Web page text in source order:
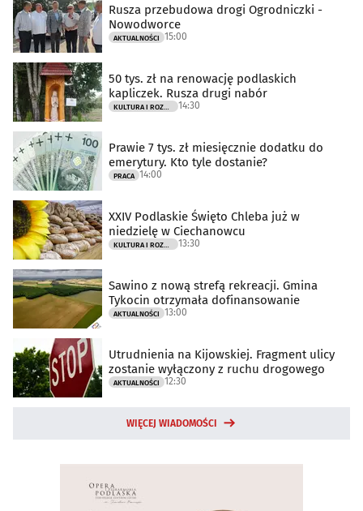
Rusza przebudowa drogi Ogrodniczki -
Nowodworce
AKTUALNOŚCI 15:00
50 tys. zł na renowację podlaskich
kapliczek. Rusza drugi nabór
KULTURA I ROZRYWKA 14:30
Prawie 7 tys. zł miesięcznie dodatku do
emerytury. Kto tyle dostanie?
PRACA 14:00
XXIV Podlaskie Święto Chleba już w
niedzielę w Ciechanowcu
KULTURA I ROZRYWKA 13:30
Sawino z nową strefą rekreacji. Gmina
Tykocin otrzymała dofinansowanie
AKTUALNOŚCI 13:00
Utrudnienia na Kijowskiej. Fragment ulicy
zostanie wyłączony z ruchu drogowego
AKTUALNOŚCI 12:30
WIĘCEJ WIADOMOŚCI